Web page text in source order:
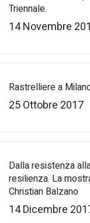
Triennale.
14 Novembre
Rastrelliere a
25 Ottobre 2017
Dalla resistenza
resilienza. La
Christian Balzano
14 Dicembre